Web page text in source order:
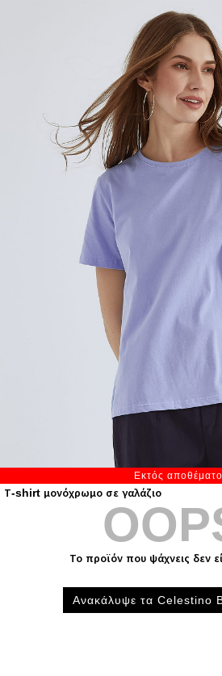
Εκτός
Τ-shirt μονόχρωμο σε γαλάζιο
Το προϊόν που ψάχνεις δεν
Ανακάλυψε τα Celestino